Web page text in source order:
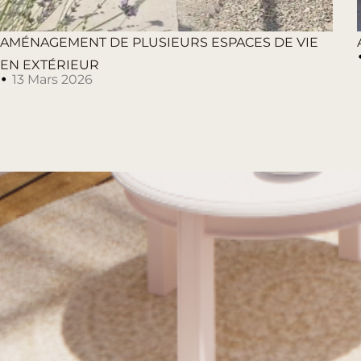
AMÉNAGEMENT DE PLUSIEURS ESPACES DE VIE
EN EXTÉRIEUR
13 Mars 2026